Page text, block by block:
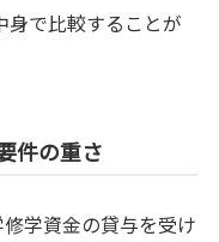
身で比較することが
件の重さ
学資金の貸与を受け